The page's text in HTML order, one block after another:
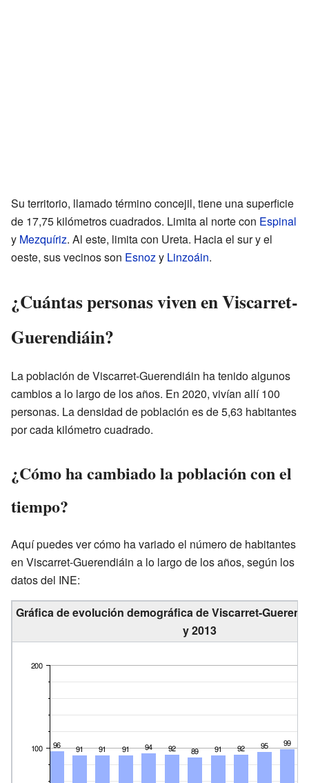
Su territorio, llamado término concejil, tiene una superficie
de 17,75 kilómetros cuadrados. Limita al norte con Espinal
y Mezquíriz. Al este, limita con Ureta. Hacia el sur y el
oeste, sus vecinos son Esnozy Linzoáin.
¿Cuántas personas viven en Viscarret-
Guerendiáin?
La población de Viscarret-Guerendiáin ha tenido algunos
cambios a lo largo de los años. En 2020, vivían allí 100
personas. La densidad de población es de 5,63 habitantes
por cada kilómetro cuadrado.
¿Cómo ha cambiado la población con el
tiempo?
Aquí puedes ver cómo ha variado el número de habitantes
en Viscarret-Guerendiáin a lo largo de los años, según los
datos del INE:
Gráfica de evolución demográfica de Viscarret-
y 2013